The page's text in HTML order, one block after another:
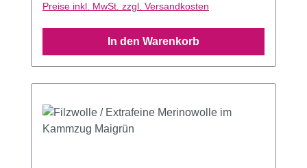
Preise inkl. MwSt. zzgl. Versandkosten
In den Warenkorb